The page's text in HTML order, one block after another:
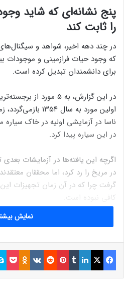
پنج نشانه‌ای که شاید
را ثابت کند
در چند دهه اخیر، شواهد و
که وجود حیات فرازمینی و موجودات
برای دانشمندان تبدیل کرده است.
در این گزارش، به ۵ مورد از برجسته‌ترین این نشانه‌ها اشاره می‌کنیم:
اولین مورد به سال
ناسا در آزمایشی اولیه در خاک
در این سیاره پیدا کرد.
اگرچه این یافته‌ها در آزمایشات
در مریخ را رد کرد، اما محققان
گرفت چرا که در آن زمان تجهیزات
کافی نبوده است.
در سال ۱۳۵۵ نیز یک تلسکوپ
ممنوعه زمینی قرار داشت.
سوی موجودات هوشمند فرازمینی
منشأ آن مشخص نشده است.
نمایش
فیسبوک ایکس لینکداین تامبلر پینتریست Reddit
VKontakte
Odnoklassniki پاکت